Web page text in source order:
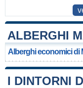
ALBERGHI
Alberghi economici di
I DINTORNI